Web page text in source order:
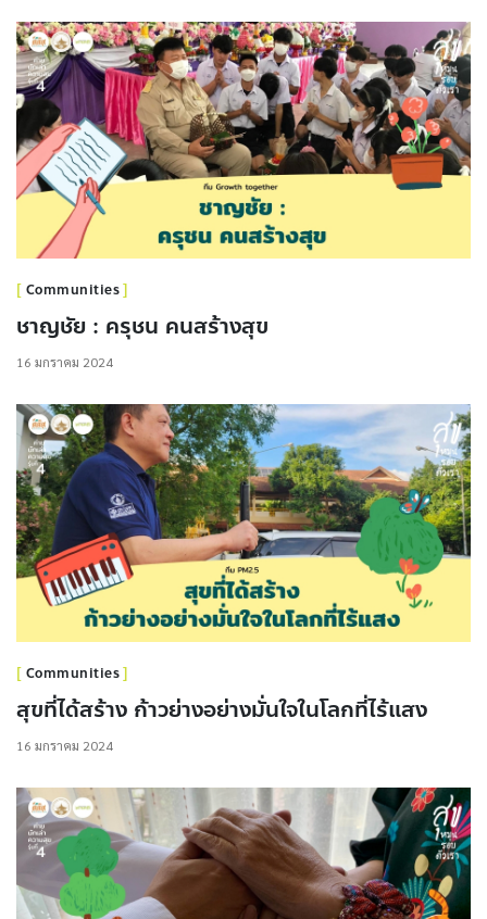
Communities
ชาญชัย : ครุชน คนสร้างสุข
16 มกราคม 2024
Communities
สุขที่ได้สร้าง ก้าวย่างอย่างมั่นใจในโลกที่ไร้แสง
16 มกราคม 2024